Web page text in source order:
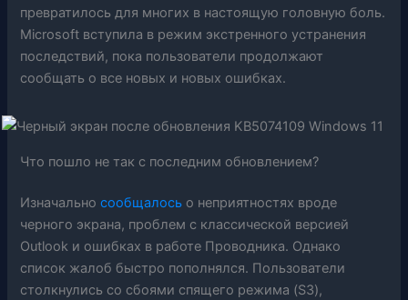
превратилось для многих в настоящую головную боль.
Microsoft вступила в режим экстренного устранения
последствий, пока пользователи продолжают
сообщать о все новых и новых ошибках.
Что пошло не так с последним обновлением?
Изначальносообщалось о неприятностях вроде
черного экрана, проблем с классической версией
Outlook и ошибках в работе Проводника. Однако
список жалоб быстро пополнялся. Пользователи
столкнулись со сбоями спящего режима (S3),